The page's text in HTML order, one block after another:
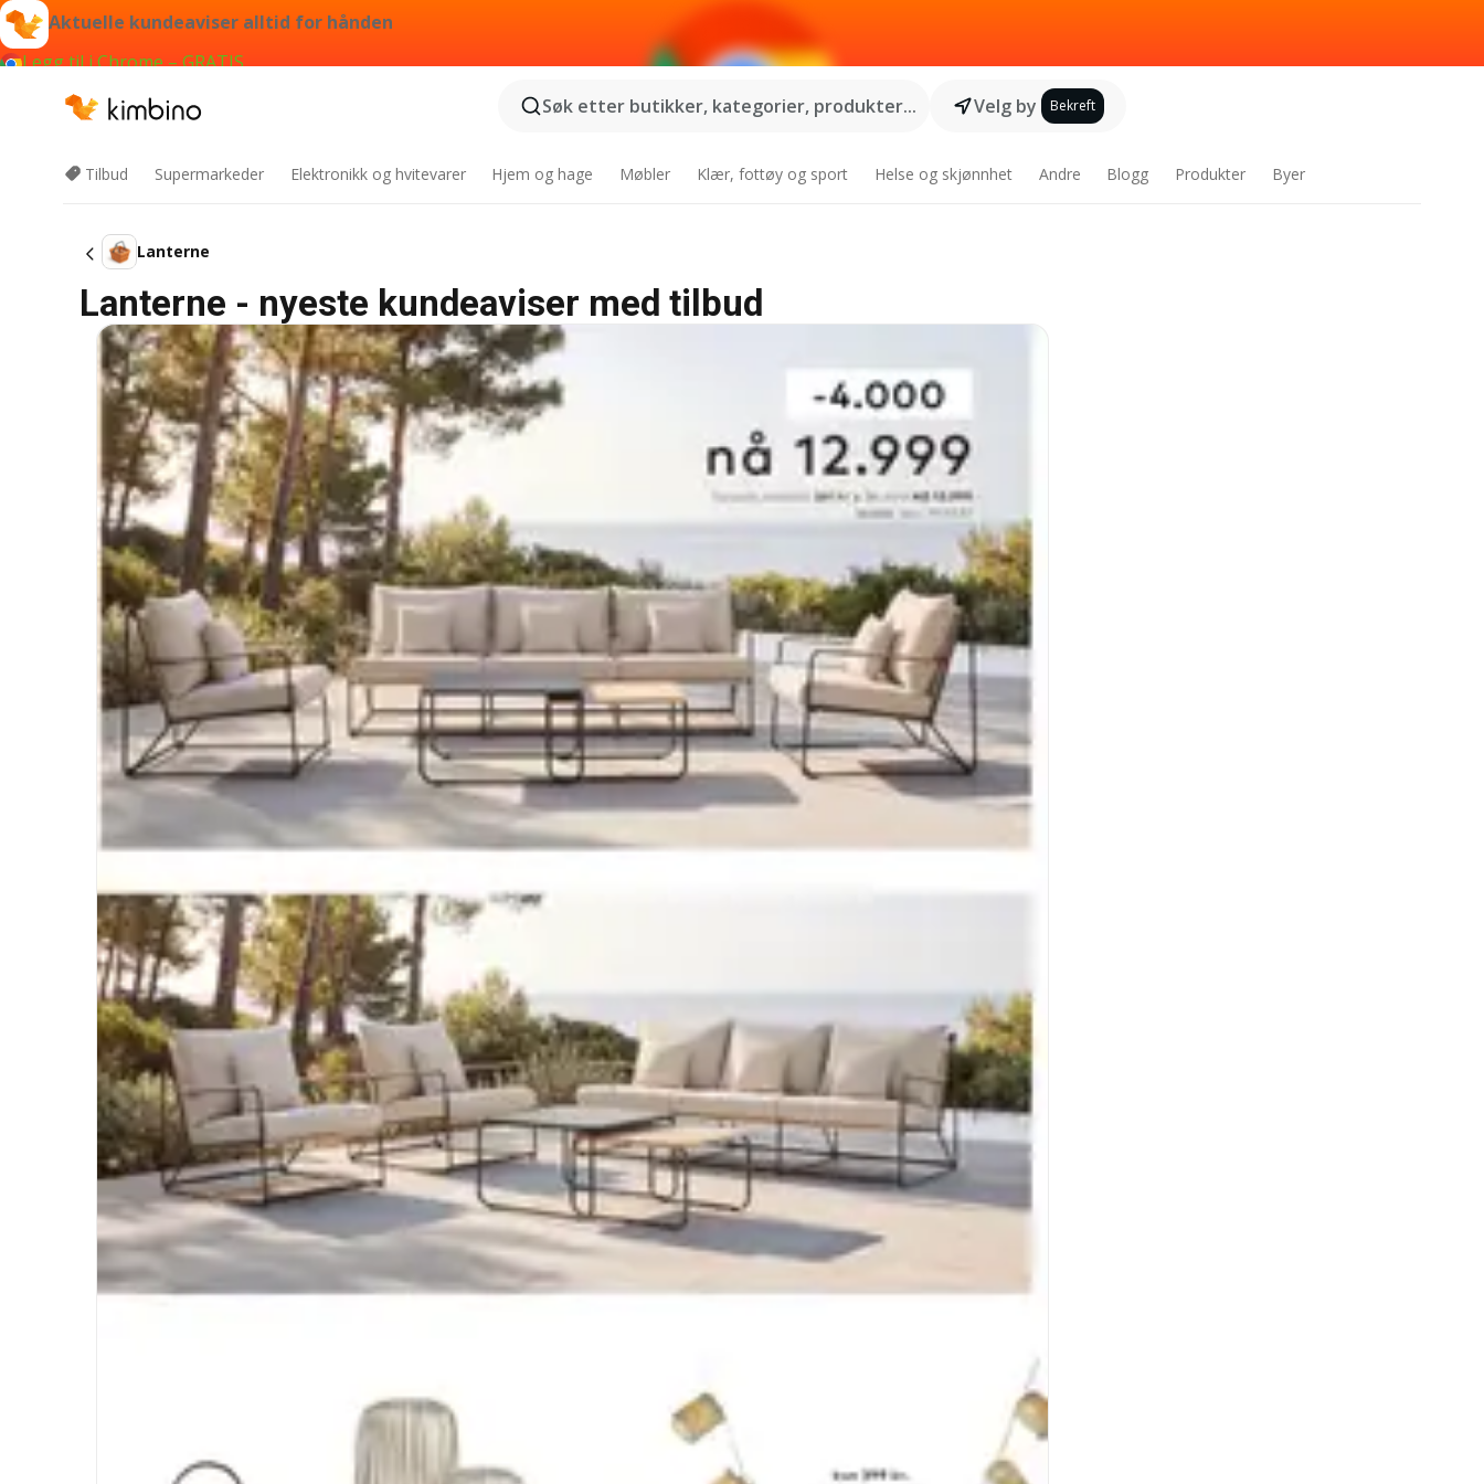
Aktuelle kundeaviser alltid for hånden
Legg til i Chrome – GRATIS
Søk etter butikker, kategorier, produkter...
Velg by Bekreft
Tilbud Supermarkeder Elektronikk og hvitevarer Hjem og hage Møbler Klær, fottøy og sport Helse og skjønnhet Andre Blogg Produkter Byer
Lanterne
Lanterne - nyeste kundeaviser med tilbud